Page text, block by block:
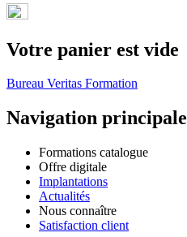
Votre panier est vide
Bureau Veritas Formation
Navigation principale
Formations catalogue
Offre digitale
Implantations
Actualités
Nous connaître
Satisfaction client